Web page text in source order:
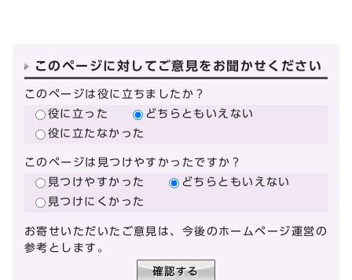
このページに対してご意見をお聞かせください
このページは役に立ちましたか？
役に立った
どちらともいえない
役に立たなかった
このページは見つけやすかったですか？
見つけやすかった
どちらともいえない
見つけにくかった
お寄せいただいたご意見は、今後のホームページ運営の
参考とします。